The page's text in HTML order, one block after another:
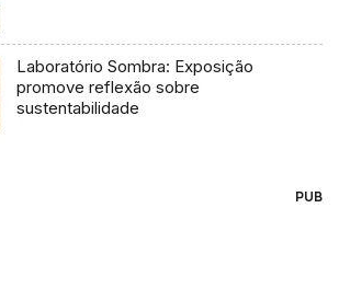
Laboratório Sombra: Exposição
promove reflexão sobre
sustentabilidade
PUB